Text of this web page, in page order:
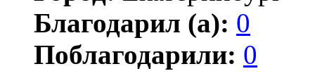
Благодарил (а): 0
Поблагодарили: 0